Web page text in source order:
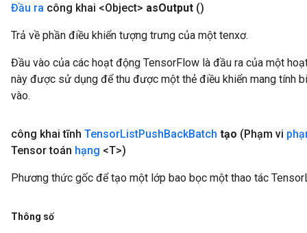
Đầu ra công khai <Object> asOutput ()
Trả về phần điều khiển tượng trưng của một tenxơ.
Đầu vào của các hoạt động TensorFlow là đầu ra của một
này được sử dụng để thu được một thẻ điều khiển mang tính
vào.
công khai tĩnh TensorListPushBackBatch tạo (Phạm vi
Tensor toán hạng <T>)
Phương thức gốc để tạo một lớp bao bọc một thao tác
Thông số